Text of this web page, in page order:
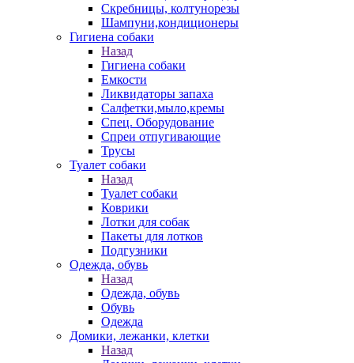
Скребницы, колтунорезы
Шампуни,кондиционеры
Гигиена собаки
Назад
Гигиена собаки
Емкости
Ликвидаторы запаха
Салфетки,мыло,кремы
Спец. Оборудование
Спреи отпугивающие
Трусы
Туалет собаки
Назад
Туалет собаки
Коврики
Лотки для собак
Пакеты для лотков
Подгузники
Одежда, обувь
Назад
Одежда, обувь
Обувь
Одежда
Домики, лежанки, клетки
Назад